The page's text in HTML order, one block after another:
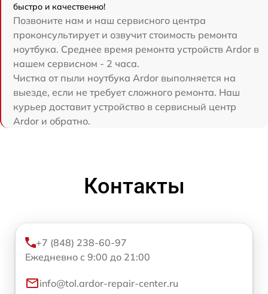
быстро и качественно!
Позвоните нам и наш сервисного центра
проконсультирует и озвучит стоимость ремонта
ноутбука. Среднее время ремонта устройств Ardor в
нашем сервисном - 2 часа.
Чистка от пыли ноутбука Ardor выполняется на
выезде, если не требует сложного ремонта. Наш
курьер доставит устройство в сервисный центр
Ardor и обратно.
Контакты
+7 (848) 238-60-97
Ежедневно с 9:00 до 21:00
info@tol.ardor-repair-center.ru